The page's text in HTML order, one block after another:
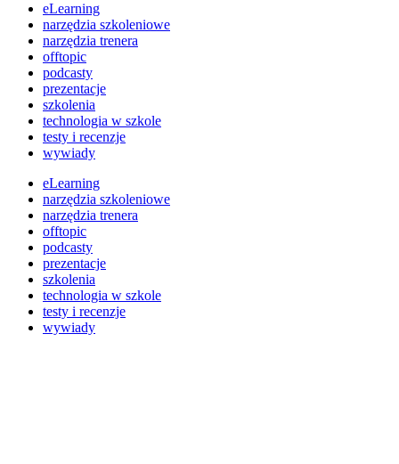
eLearning
narzędzia szkoleniowe
narzędzia trenera
offtopic
podcasty
prezentacje
szkolenia
technologia w szkole
testy i recenzje
wywiady
eLearning
narzędzia szkoleniowe
narzędzia trenera
offtopic
podcasty
prezentacje
szkolenia
technologia w szkole
testy i recenzje
wywiady